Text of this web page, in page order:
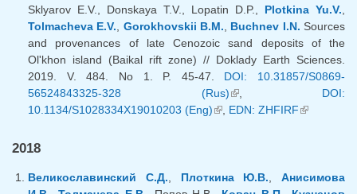
Sklyarov E.V., Donskaya T.V., Lopatin D.P., Plotkina Yu.V.
Tolmacheva E.V.
Gorokhovskii B.M. Buchnev I.N. Sources
and provenances of late Cenozoic sand deposits of the
Ol'khon island (Baikal rift zone) // Doklady Earth Sciences.
2019. V. 484. No 1. P. 45-47. DOI: 10.31857/S0869-
56524843325-328 (Rus)(внешняя ссылка)
, DOI:
10.1134/S1028334X19010203 (Eng)(внешняя ссылка)
EDN: ZHFIRF(внешняя
2018
Великославинский С.Д., Плоткина Ю.В., Анисимова